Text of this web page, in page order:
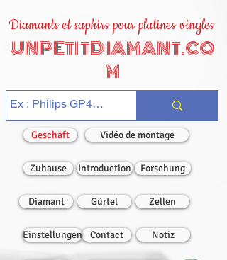
Diamants et saphirs pour platines vinyles
UNPETITDIAMANT.CO
M
Geschäft Vidéo de montage
Zuhause Introduction Forschung
Diamant Gürtel Zellen
Einstellungen Contact Notiz